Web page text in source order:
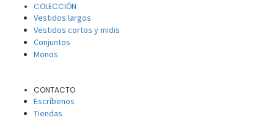
COLECCIÓN
Vestidos largos
Vestidos cortos y midis
Conjuntos
Monos
CONTACTO
Escríbenos
Tiendas